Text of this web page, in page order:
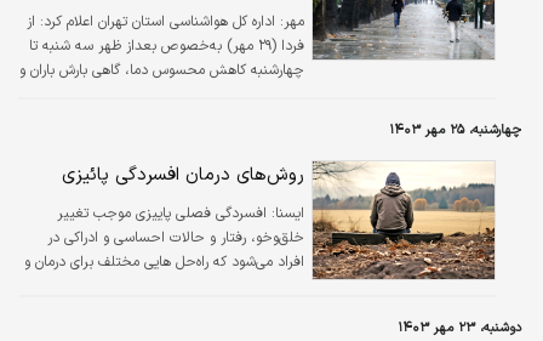
مهر: اداره کل هواشناسی استان تهران اعلام کرد: از
فردا (۲۹ مهر) به‌خصوص بعداز ظهر سه شنبه تا
چهارشنبه کاهش محسوس دما، گاهی بارش باران و
چهارشنبه، ۲۵ مهر ۱۴۰۳
روش‌های درمان افسردگی پائیزی
ايسنا: افسردگی فصلی پاییزی موجب تغییر
خلق‌وخو، رفتار و حالات احساسی و ادراکی در
افراد می‌شود که راه‌حل هایی مختلف برای درمان و
دوشنبه، ۲۳ مهر ۱۴۰۳